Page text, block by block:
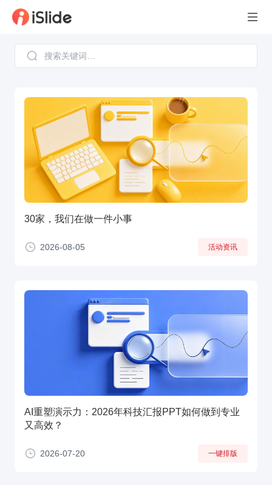
30家，我们在做一件小事
2026-08-05 活动资讯
AI重塑演示力：2026年科技汇报PPT如何做到专业
又高效？
2026-07-20 一键排版